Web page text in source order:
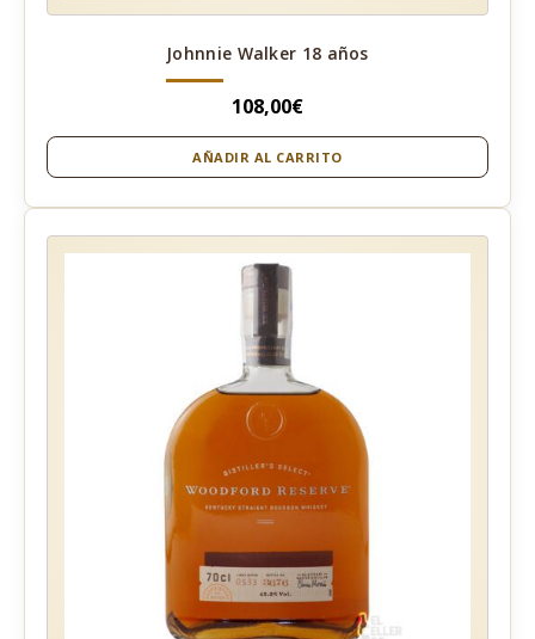
Johnnie Walker 18 años
108,00€
AÑADIR AL CARRITO